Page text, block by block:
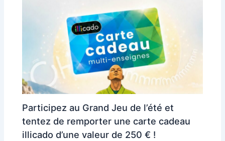
Participez au Grand Jeu de l’été et
tentez de remporter une carte cadeau
illicado d’une valeur de 250 € !